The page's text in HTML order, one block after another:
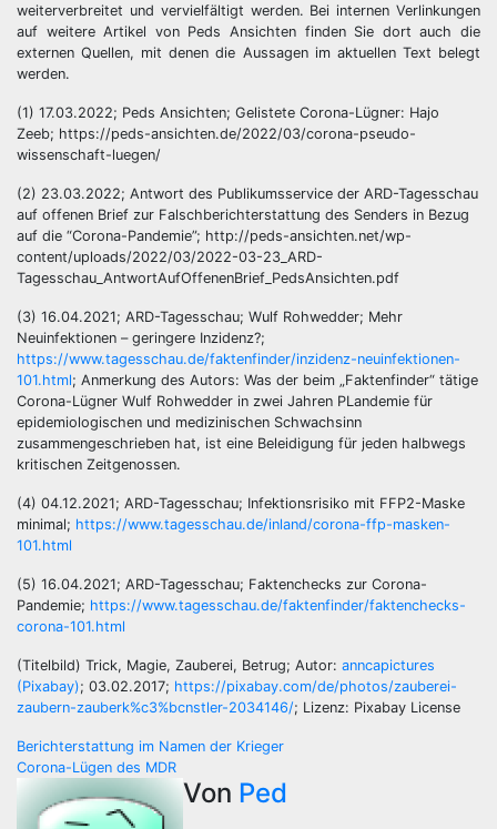
weiterverbreitet und vervielfältigt werden. Bei internen Verlinkungen
auf weitere Artikel von Peds Ansichten finden Sie dort auch die
externen Quellen, mit denen die Aussagen im aktuellen Text belegt
werden.
(1) 17.03.2022; Peds Ansichten; Gelistete Corona-Lügner: Hajo
Zeeb; https://peds-ansichten.de/2022/03/corona-pseudo-
wissenschaft-luegen/
(2) 23.03.2022; Antwort des Publikumsservice der ARD-Tagesschau
auf offenen Brief zur Falschberichterstattung des Senders in Bezug
auf die “Corona-Pandemie”; http://peds-ansichten.net/wp-
content/uploads/2022/03/2022-03-23_ARD-
Tagesschau_AntwortAufOffenenBrief_PedsAnsichten.pdf
(3) 16.04.2021; ARD-Tagesschau; Wulf Rohwedder; Mehr
Neuinfektionen – geringere Inzidenz?;
https://www.tagesschau.de/faktenfinder/inzidenz-neuinfektionen-
101.html; Anmerkung des Autors: Was der beim „Faktenfinder“ tätige
Corona-Lügner Wulf Rohwedder in zwei Jahren PLandemie für
epidemiologischen und medizinischen Schwachsinn
zusammengeschrieben hat, ist eine Beleidigung für jeden halbwegs
kritischen Zeitgenossen.
(4) 04.12.2021; ARD-Tagesschau; Infektionsrisiko mit FFP2-Maske
minimal; https://www.tagesschau.de/inland/corona-ffp-masken-
101.html
(5) 16.04.2021; ARD-Tagesschau; Faktenchecks zur Corona-
Pandemie; https://www.tagesschau.de/faktenfinder/faktenchecks-
corona-101.html
(Titelbild) Trick, Magie, Zauberei, Betrug; Autor: anncapictures
(Pixabay); 03.02.2017; https://pixabay.com/de/photos/zauberei-
zaubern-zauberk%c3%bcnstler-2034146/; Lizenz: Pixabay License
Beitragsnavigation
Berichterstattung im Namen der Krieger
Corona-Lügen des MDR
Von Ped